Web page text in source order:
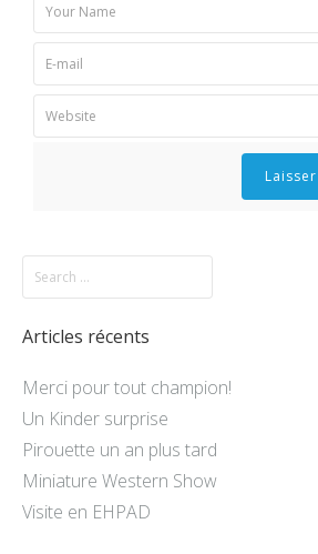
Articles récents
Merci pour tout champion!
Un Kinder surprise
Pirouette un an plus tard
Miniature Western Show
Visite en EHPAD